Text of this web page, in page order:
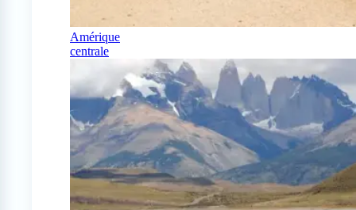
Amérique
centrale